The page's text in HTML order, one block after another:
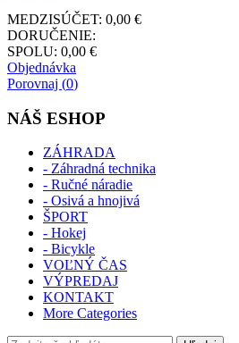
MEDZISÚČET: 0,00 €
DORUČENIE:
SPOLU: 0,00 €
Objednávka
Porovnaj (0)
NÁŠ ESHOP
ZÁHRADA
- Záhradná technika
- Ručné náradie
- Osivá a hnojivá
ŠPORT
- Hokej
- Bicykle
VOĽNÝ ČAS
VÝPREDAJ
KONTAKT
More Categories